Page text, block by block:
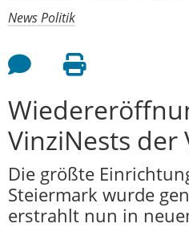
News Politik
Feedback an Autor
Seite drucken
VinziNests der
Die größte
Steiermark wurde
erstrahlt nun in